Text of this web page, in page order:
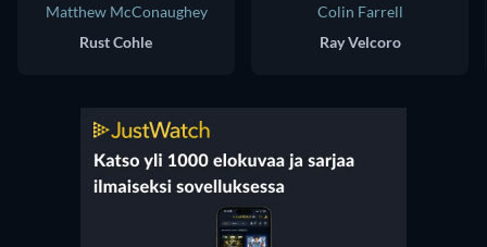
Matthew McConaughey
Rust Cohle
Colin Farrell
Ray Velcoro